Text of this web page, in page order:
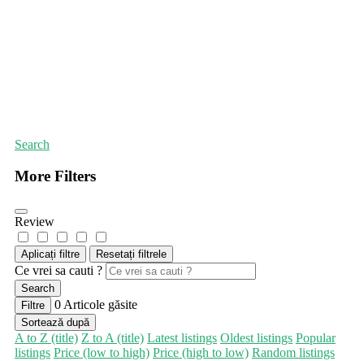
Search
More Filters
Review
Aplicați filtre Resetați filtrele
Ce vrei sa cauti ?
Search
Filtre
0 Articole găsite
Sortează după
A to Z (title) Z to A (title) Latest listings Oldest listings Popular
listings Price (low to high) Price (high to low) Random listings